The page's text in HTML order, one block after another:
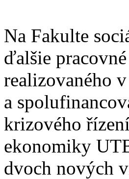
Na Fakulte
ďalšie
realizovaného
a
krizového
ekonomiky
dvoch nových